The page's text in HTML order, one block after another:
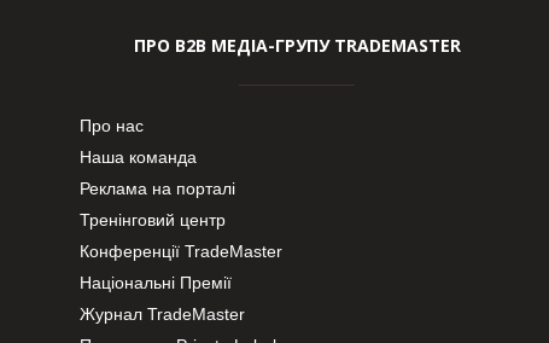
ПРО В2В МЕДІА-ГРУПУ TRADEMASTER
Про нас
Наша команда
Реклама на порталі
Тренінговий центр
Конференції TradeMaster
Національні Премії
Журнал TradeMaster